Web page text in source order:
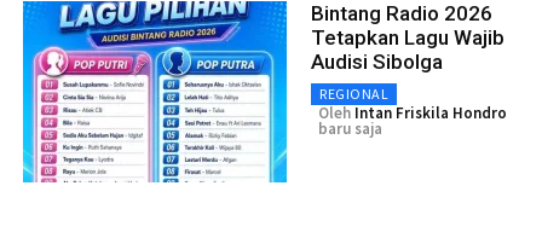
Bintang Radio 2026
Tetapkan Lagu Wajib
Audisi Sibolga
REGIONAL
Oleh Intan Friskila Hondro
baru saja